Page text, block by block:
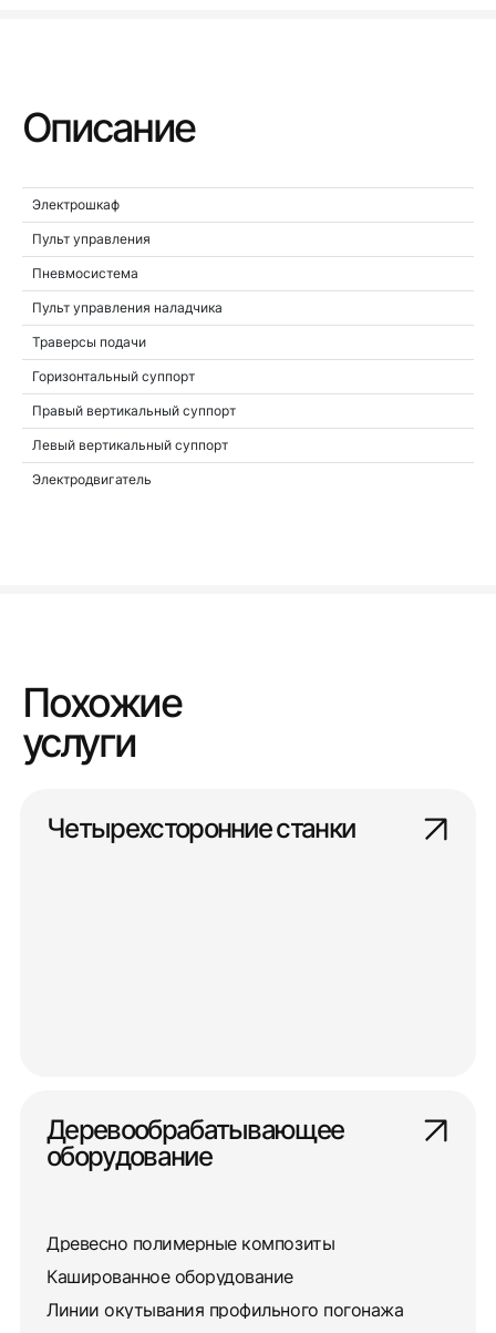
Описание
Электрошкаф
Пульт управления
Пневмосистема
Пульт управления наладчика
Траверсы подачи
Горизонтальный суппорт
Правый вертикальный суппорт
Левый вертикальный суппорт
Электродвигатель
Похожие
услуги
Четырехсторонние станки
Деревообрабатывающее
оборудование
Древесно полимерные композиты
Кашированное оборудование
Линии окутывания профильного погонажа